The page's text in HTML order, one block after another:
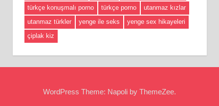
türkçe konuşmalı porno
türkçe porno
utanmaz kızlar
utanmaz türkler
yenge ile seks
yenge sex hikayeleri
çiplak kiz
WordPress Theme: Napoli by ThemeZee.